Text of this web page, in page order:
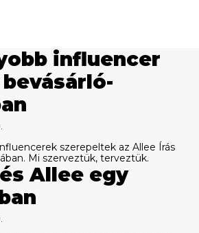
influencer
bevásárló­
szerepeltek az Allee Írás
Mi szerveztük, terveztük.
Allee egy